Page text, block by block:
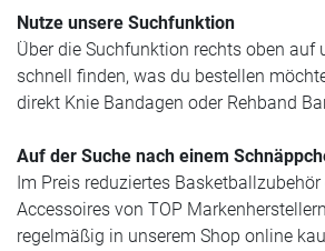
Nutze unsere Suchfunktion
Über die Suchfunktion rechts oben auf
schnell finden, was du bestellen
direkt Knie Bandagen oder Rehband
Auf der Suche nach einem
Im Preis reduziertes
Accessoires von TOP
regelmäßig in unserem Shop online